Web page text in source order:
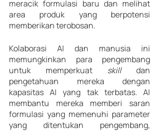
meracik formulasi baru dan melihat
area produk yang berpotensi
memberikan terobosan.
Kolaborasi AI dan manusia ini
memungkinkan para pengembang
untuk memperkuat skill dan
pengetahuan mereka dengan
kapasitas AI yang tak terbatas. AI
membantu mereka memberi saran
formulasi yang memenuhi parameter
yang ditentukan pengembang,